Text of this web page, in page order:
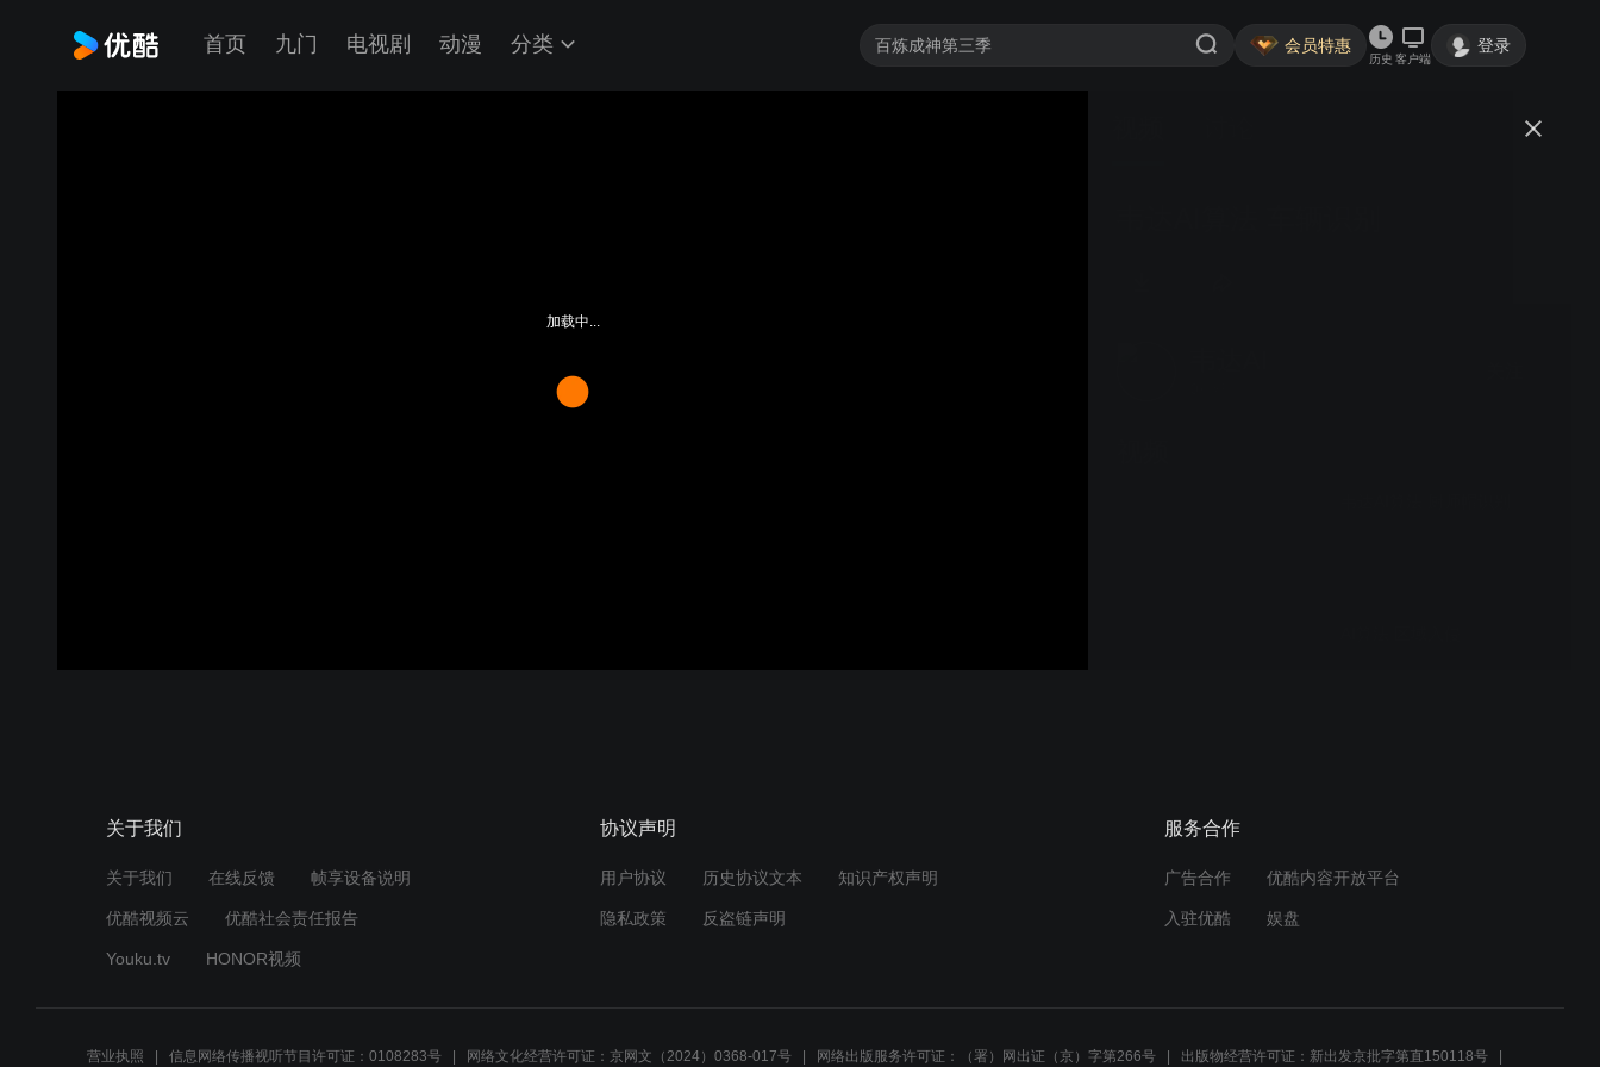
首页 九门 电视剧 动漫 分类 会员特惠
历史 客户端
登录
加载中...
关于我们
关于我们 在线反馈 帧享设备说明
优酷视频云 优酷社会责任报告
Youku.tv HONOR视频
协议声明
用户协议 历史协议文本 知识产权声明
隐私政策 反盗链声明
服务合作
广告合作 优酷内容开放平台
入驻优酷 娱盘
营业执照 信息网络传播视听节目许可证：0108283号 网络文化经营许可证：京网文（2024）0368-017号 网络出版服务许可证：（署）网出证（京）字第266号 出版物经营许可证：新出发京批字第直150118号